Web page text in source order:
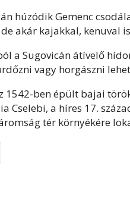
húzódik Gemenc
akár kajakkal, kenuval
a Sugovicán átívelő
vagy horgászni
1542-ben épült bajai
Cselebi, a híres 17.
tér környékére